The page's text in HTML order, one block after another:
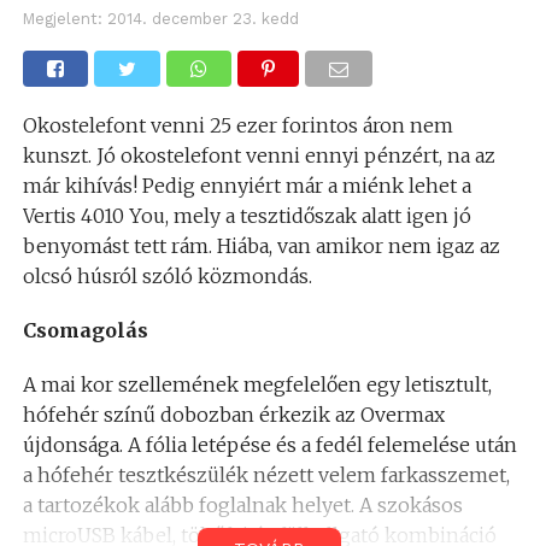
Megjelent: 2014. december 23. kedd
Okostelefont venni 25 ezer forintos áron nem
kunszt. Jó okostelefont venni ennyi pénzért, na az
már kihívás! Pedig ennyiért már a miénk lehet a
Vertis 4010 You, mely a tesztidőszak alatt igen jó
benyomást tett rám. Hiába, van amikor nem igaz az
olcsó húsról szóló közmondás.
Csomagolás
A mai kor szellemének megfelelően egy letisztult,
hófehér színű dobozban érkezik az Overmax
újdonsága. A fólia letépése és a fedél felemelése után
a hófehér tesztkészülék nézett velem farkasszemet,
a tartozékok alább foglalnak helyet. A szokásos
microUSB kábel, töltőfej és fülhallgató kombináció